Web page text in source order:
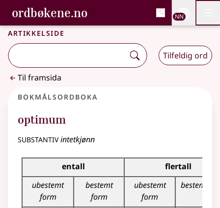
Gå til hovudinnhald
Tilgjenge
ordbøkene.no, Bokmålsordboka og
Bokmålsordboka og Nynorskordboka
NN
Artikkelside
Tilfeldig ord
Til framsida
Bokmålsordboka
optimum
substantivintetkjønn
Bøyingstabell for dette substantivet
entall
flertall
ubestemt
form
bestemt
form
ubestemt
form
bestemt